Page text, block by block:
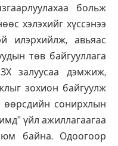
больж
хэлэхийг хүссэнээ
илэрхийлж, авьяас
төв байгууллага
залуусаа дэмжиж,
зохион байгуулж
сонирхлын
үйл ажиллагаагаа
байна. Одоогоор